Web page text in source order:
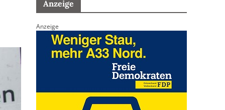
Anzeige
Anzeige